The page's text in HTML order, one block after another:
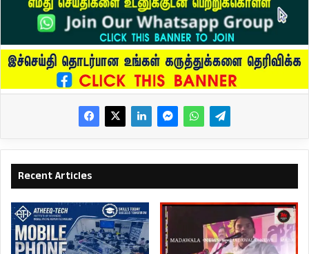
Recent Articles